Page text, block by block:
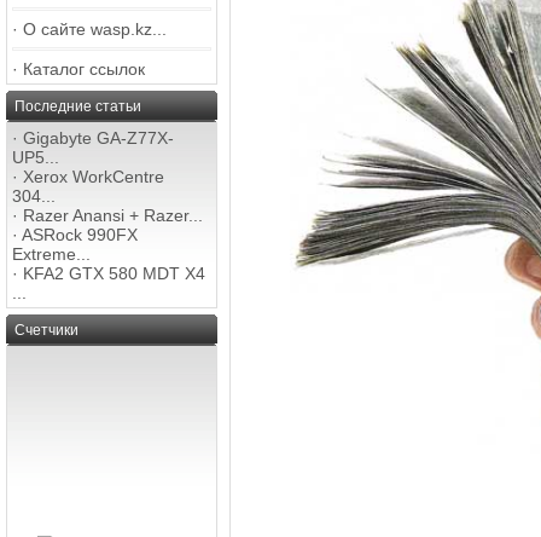
· О сайте wasp.kz...
· Каталог ссылок
Последние статьи
· Gigabyte GA-Z77X-
UP5...
· Xerox WorkCentre
304...
· Razer Anansi + Razer...
· ASRock 990FX
Extreme...
· KFA2 GTX 580 MDT X4
Счетчики